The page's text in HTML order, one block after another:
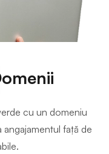
cu un domeniu
față de